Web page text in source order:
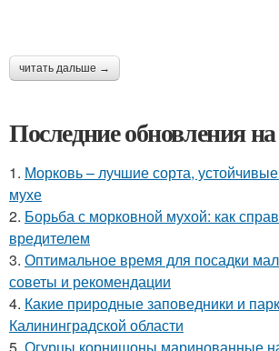
читать дальше →
Последние обновления на
1. Морковь – лучшие сорта,
мухе
2. Борьба с морковной мухой: как
вредителем
3. Оптимальное время для посадки
советы и рекомендации
4. Какие природные заповедники и
Калининградской области